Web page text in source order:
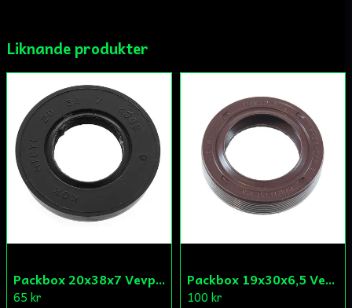
Liknande produkter
Packbox 20x38x7 Vevparti Derbi (original)
65 kr
Packbox 19x30x6,5 Vevparti Vä Aprilia/Derbi/Gilera (original)
100 kr